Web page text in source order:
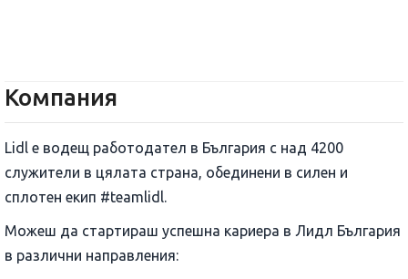
Компания
Lidl е водещ работодател в България с над 4200
служители в цялата страна, обединени в силен и
сплотен екип #teamlidl.
Можеш да стартираш успешна кариера в Лидл България
в различни направления: